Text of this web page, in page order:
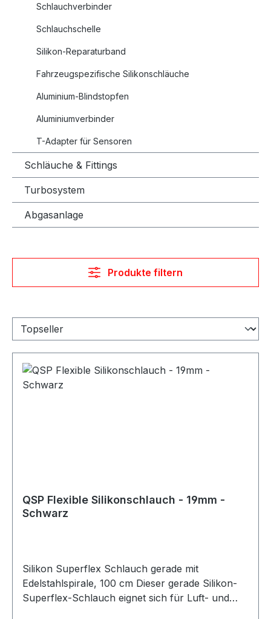
Schlauchverbinder
Schlauchschelle
Silikon-Reparaturband
Fahrzeugspezifische Silikonschläuche
Aluminium-Blindstopfen
Aluminiumverbinder
T-Adapter für Sensoren
Schläuche & Fittings
Turbosystem
Abgasanlage
Produkte filtern
QSP Flexible Silikonschlauch - 19mm -
Schwarz
Silikon Superflex Schlauch gerade mit
Edelstahlspirale, 100 cm Dieser gerade Silikon-
Superflex-Schlauch eignet sich für Luft- und